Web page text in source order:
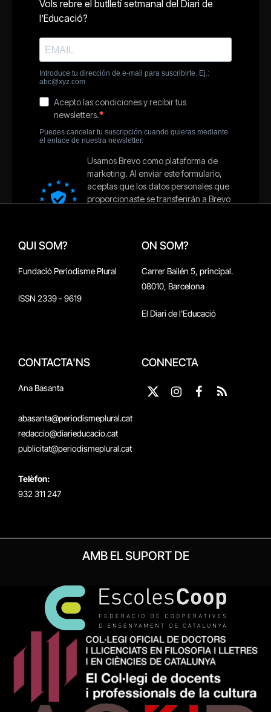
QUI SOM?
Fundació Periodisme Plural
ISSN 2339 - 9619
ON SOM?
Carrer Bailén 5, principal.
08010, Barcelona
El Diari de l'Educació
CONTACTA'NS
Ana Basanta
abasanta@periodismeplural.cat
redaccio@diarieducacio.cat
publicitat@periodismeplural.cat
Telèfon:
932 311 247
CONNECTA
X
Instagram
Facebook
RSS
AMB EL SUPORT DE